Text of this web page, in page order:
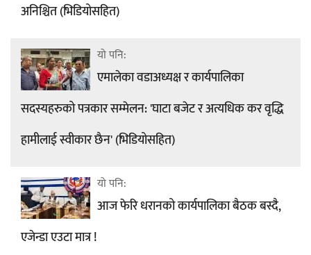
अनिश्चित (भिडियोसहित)
यो पनि:
एमालेका वडाअध्यक्ष र कार्यपालिका
सदस्यहरुको पत्रकार सम्मेलन: 'घाटा बजेट र अत्यधिक कर वृद्धि
हामीलाई स्वीकार छैन' (भिडियोसहित)
यो पनि:
आज फेरि धरानको कार्यपालिका बैठक बस्दै,
एजेन्डा एउटा मात्र !